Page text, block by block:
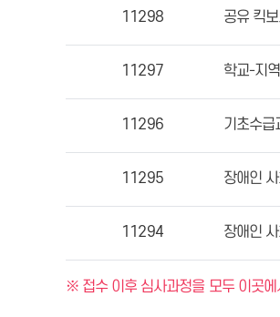
11298 공유 킥
11297 학교-지
11296 기초수급
11295 장애인
11294 장애인
※ 접수 이후 심사과정을 모두 이곳